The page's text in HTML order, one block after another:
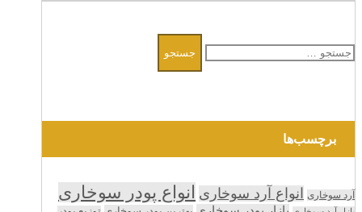
برای:
برچسب‌ها
آرد سوخاری انواع آرد سوخاری انواع پودر سوخاری